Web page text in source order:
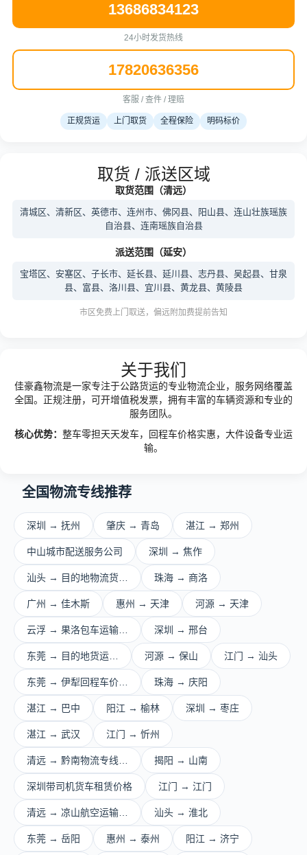
13686834123
24小时发货热线
17820636356
客服 / 查件 / 理赔
正规货运 上门取货 全程保险 明码标价
取货 / 派送区域
取货范围（清远）
清城区、清新区、英德市、连州市、佛冈县、阳山县、连山壮族瑶族
自治县、连南瑶族自治县
派送范围（延安）
宝塔区、安塞区、子长市、延长县、延川县、志丹县、吴起县、甘泉
县、富县、洛川县、宜川县、黄龙县、黄陵县
市区免费上门取送，偏远附加费提前告知
关于我们
佳豪鑫物流是一家专注于公路货运的专业物流企业，服务网络覆盖
全国。正规注册，可开增值税发票，拥有丰富的车辆资源和专业的
服务团队。
核心优势： 整车零担天天发车，回程车价格实惠，大件设备专业运
输。
全国物流专线推荐
深圳 → 抚州 肇庆 → 青岛 湛江 → 郑州
中山城市配送服务公司 深圳 → 焦作
汕头 → 目的地物流货… 珠海 → 商洛
广州 → 佳木斯 惠州 → 天津 河源 → 天津
云浮 → 果洛包车运输… 深圳 → 邢台
东莞 → 目的地货运… 河源 → 保山 江门 → 汕头
东莞 → 伊犁回程车价… 珠海 → 庆阳
湛江 → 巴中 阳江 → 榆林 深圳 → 枣庄
湛江 → 武汉 江门 → 忻州
清远 → 黔南物流专线… 揭阳 → 山南
深圳带司机货车租赁价格 江门 → 江门
清远 → 凉山航空运输… 汕头 → 淮北
东莞 → 岳阳 惠州 → 泰州 阳江 → 济宁